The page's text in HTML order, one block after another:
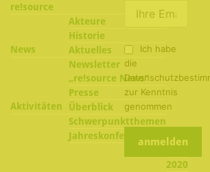
re!source
Akteure
Historie
News
Aktuelles
Newsletter
„re!source News“
Presse
Aktivitäten
Überblick
Schwerpunktthemen
Jahreskonferenzen
2022
2020
Ich habe
die
zur Kenntnis
genommen